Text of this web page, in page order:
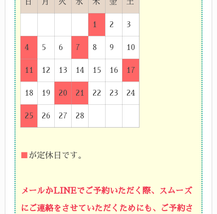
日 月 火 水 木 金 土
1 2 3
4 5 6 7 8 9 10
11 12 13 14 15 16 17
18 19 20 21 22 23 24
25 26 27 28
が定休日です。
メールかLINEでご予約いただく際、スムーズ
にご連絡をさせていただくためにも、ご予約さ